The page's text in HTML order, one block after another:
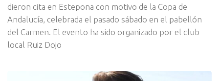
dieron cita en Estepona con motivo de la Copa de
Andalucía, celebrada el pasado sábado en el pabellón
del Carmen. El evento ha sido organizado por el club
local Ruiz Dojo